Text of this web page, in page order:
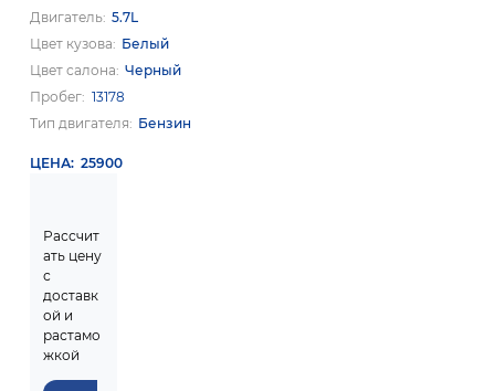
Двигатель 5.7L
Цвет кузова
Белый
Цвет салона Черный
Пробег 13178
Тип двигателя
Бензин
ЦЕНА 25900
Рассчит
ать цену
с
доставк
ой и
растамо
жкой